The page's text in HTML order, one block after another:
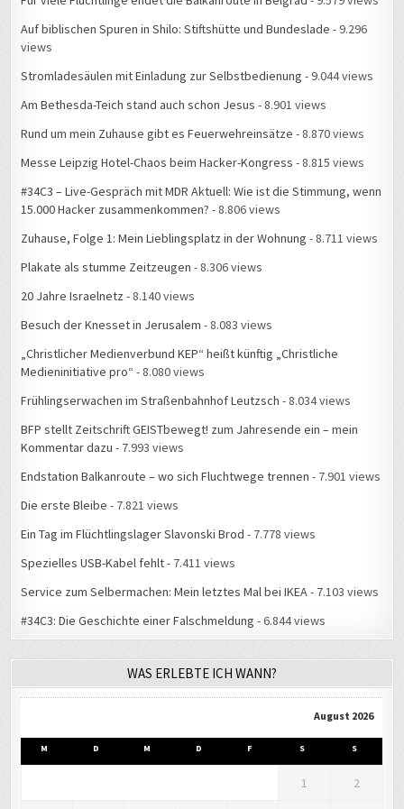
Auf biblischen Spuren in Shilo: Stiftshütte und Bundeslade - 9.296
views
Stromladesäulen mit Einladung zur Selbstbedienung - 9.044 views
Am Bethesda-Teich stand auch schon Jesus - 8.901 views
Rund um mein Zuhause gibt es Feuerwehreinsätze - 8.870 views
Messe Leipzig Hotel-Chaos beim Hacker-Kongress - 8.815 views
#34C3 – Live-Gespräch mit MDR Aktuell: Wie ist die Stimmung, wenn
15.000 Hacker zusammenkommen? - 8.806 views
Zuhause, Folge 1: Mein Lieblingsplatz in der Wohnung - 8.711 views
Plakate als stumme Zeitzeugen - 8.306 views
20 Jahre Israelnetz - 8.140 views
Besuch der Knesset in Jerusalem - 8.083 views
„Christlicher Medienverbund KEP“ heißt künftig „Christliche
Medieninitiative pro“ - 8.080 views
Frühlingserwachen im Straßenbahnhof Leutzsch - 8.034 views
BFP stellt Zeitschrift GEISTbewegt! zum Jahresende ein – mein
Kommentar dazu - 7.993 views
Endstation Balkanroute – wo sich Fluchtwege trennen - 7.901 views
Die erste Bleibe - 7.821 views
Ein Tag im Flüchtlingslager Slavonski Brod - 7.778 views
Spezielles USB-Kabel fehlt- 7.411 views
Service zum Selbermachen: Mein letztes Mal bei IKEA- 7.103 views
#34C3: Die Geschichte einer Falschmeldung - 6.844 views
WAS ERLEBTE ICH WANN?
August 2026
M D M D F S S
1 2